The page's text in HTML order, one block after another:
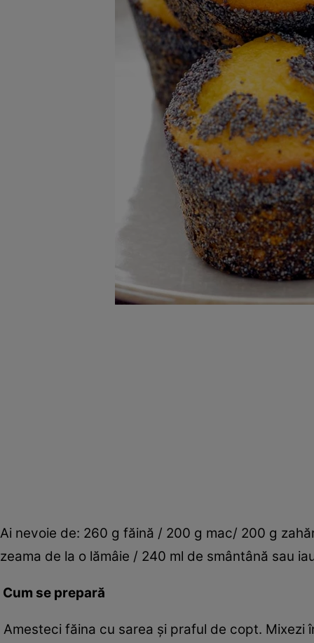
Ai nevoie de: 260 g făină / 200 g mac/ 200 g
zeama de la o lămâie / 240 ml de smântână sau
Cum se prepară
Amesteci făina cu sarea şi praful de copt.